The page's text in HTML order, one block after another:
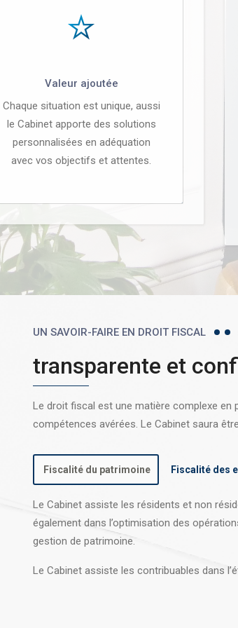
Valeur ajoutée
Chaque situation est unique, aussi
le Cabinet apporte des solutions
personnalisées en adéquation
avec vos objectifs et attentes.
UN SAVOIR-FAIRE EN DROIT FISCAL
transparente et
Le droit fiscal est une matière complexe en
compétences avérées. Le Cabinet saura
Fiscalité du patrimoine Fiscalité des
Le Cabinet assiste les résidents et non
également dans l’optimisation des
gestion de patrimoine.
Le Cabinet assiste les contribuables dans